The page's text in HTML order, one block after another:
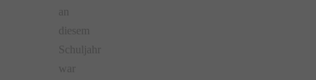
an
diesem
Schuljahr
war